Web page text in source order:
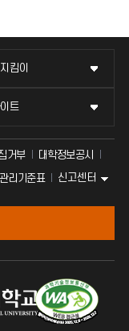
킴이
트
거부
대학정보공시
리기준표 신고센터